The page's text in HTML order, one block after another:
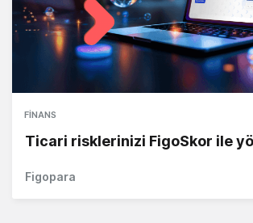
FINANS
Ticari risklerinizi FigoSkor ile
Figopara